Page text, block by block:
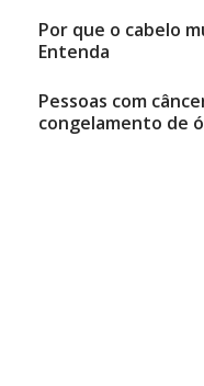
Por que o cabelo
Entenda
Pessoas com
congelamento de